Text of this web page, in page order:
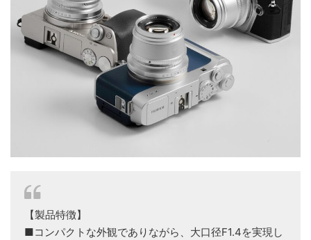
【製品特徴】
■コンパクトな外観でありながら、大口径F1.4を実現し